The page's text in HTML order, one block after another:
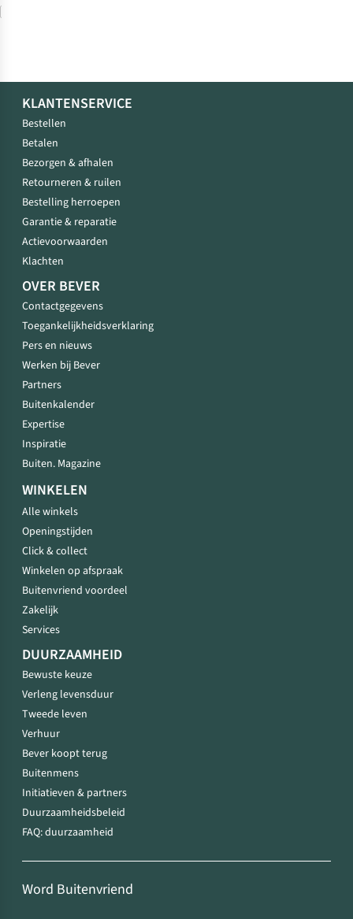
KLANTENSERVICE
Bestellen
Betalen
Bezorgen & afhalen
Retourneren & ruilen
Bestelling herroepen
Garantie & reparatie
Actievoorwaarden
Klachten
OVER BEVER
Contactgegevens
Toegankelijkheidsverklaring
Pers en nieuws
Werken bij Bever
Partners
Buitenkalender
Expertise
Inspiratie
Buiten. Magazine
WINKELEN
Alle winkels
Openingstijden
Click & collect
Winkelen op afspraak
Buitenvriend voordeel
Zakelijk
Services
DUURZAAMHEID
Bewuste keuze
Verleng levensduur
Tweede leven
Verhuur
Bever koopt terug
Buitenmens
Initiatieven & partners
Duurzaamheidsbeleid
FAQ: duurzaamheid
Word Buitenvriend